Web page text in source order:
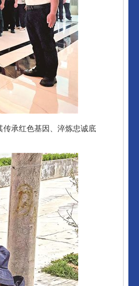
承红色基因、淬炼忠诚底